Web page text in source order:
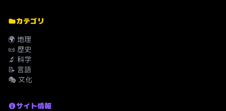
カテゴリ
🌍 地理
📜 歴史
🔬 科学
📝 言語
🎭 文化
サイト情報